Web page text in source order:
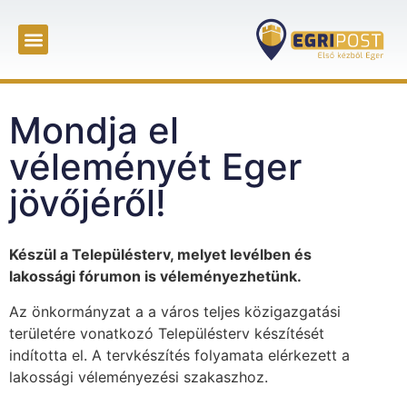
Mondja el
véleményét Eger
jövőjéről!
Készül a Településterv, melyet levélben és
lakossági fórumon is véleményezhetünk.
Az önkormányzat a a város teljes közigazgatási
területére vonatkozó Településterv készítését
indította el. A tervkészítés folyamata elérkezett a
lakossági véleményezési szakaszhoz.